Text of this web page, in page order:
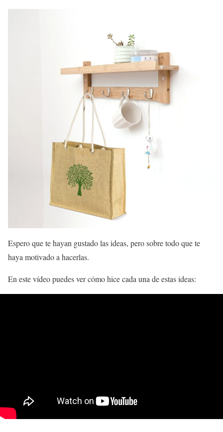
Espero que te hayan gustado las ideas, pero sobre todo que te
haya motivado a hacerlas.
En este vídeo puedes ver cómo hice cada una de estas ideas: